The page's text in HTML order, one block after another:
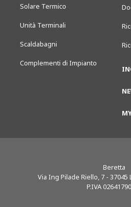
Solare Termico
Unità Terminali
Scaldabagni
Complementi di Impianto
Beretta
Via Ing Pilade Riello, 7 - 37045
P.IVA